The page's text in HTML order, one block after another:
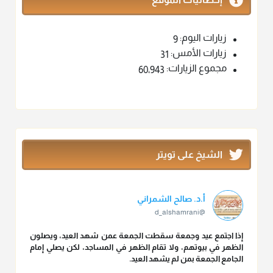
زيارات اليوم: 9
زيارات الأمس: 31
مجموع الزيارات: 60٬943
الشيخ على تويتر
أ.د. صالح الشمراني
@d_alshamrani
إذا اجتمع عيد وجمعة سقطت الجمعة عمن شهد العيد، ويصلون
الظهر في بيوتهم، ولا تقام الظهر في المساجد، لكن يصلي إمام
الجامع الجمعة بمن لم يشهد العيد.